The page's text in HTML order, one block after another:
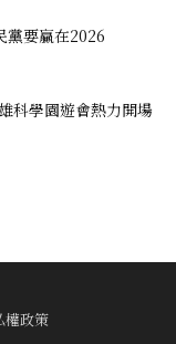
要贏在2026
科學園遊會熱力開場
權政策